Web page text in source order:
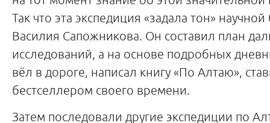
Так что эта экспедиция «задала тон»
Василия Сапожникова. Он составил план
исследований, а на основе подробных
вёл в дороге, написал книгу «По Алтаю»,
бестселлером своего времени.
Затем последовали другие экспедиции по